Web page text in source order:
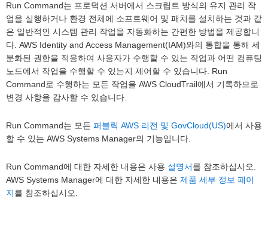
Run Command는 프로덕션 서버에서 스크립트 방식의 유지 관리 작
업을 실행하거나 환경 전체에 소프트웨어 및 패치를 설치하는 것과 같
은 일반적인 시스템 관리 작업을 자동화하는 간편한 방법을 제공합니
다. AWS Identity and Access Management(IAM)와의 통합을 통해 세
분화된 권한을 적용하여 사용자가 수행할 수 있는 작업과 어떤 컴퓨팅
노드에서 작업을 수행할 수 있는지 제어할 수 있습니다. Run
Command로 수행하는 모든 작업을 AWS CloudTrail에서 기록하므로
변경 사항을 감사할 수 있습니다.
Run Command는 모든 퍼블릭 AWS 리전 및 GovCloud(US)에서 사용
할 수 있는 AWS Systems Manager의 기능입니다.
Run Command에 대한 자세한 내용은 사용 설명서를 참조하십시오.
AWS Systems Manager에 대한 자세한 내용은 제품 세부 정보 페이
지를 참조하십시오.